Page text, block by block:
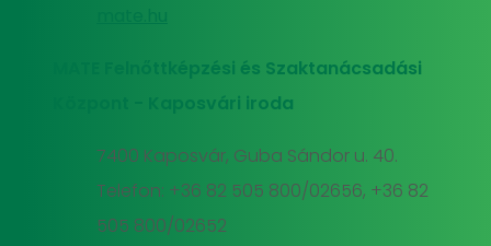
MATE Felnőttképzési és Szaktanácsadási
Központ - Kaposvári iroda
7400 Kaposvár, Guba Sándor u. 40.
Telefon: +36 82 505 800/02656, +36 82
505 800/02652